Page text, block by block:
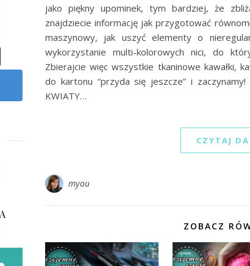
jako piękny upominek, tym bardziej, że
znajdziecie informację jak przygotować
maszynowy, jak uszyć elementy o
wykorzystanie multi-kolorowych nici, do
Zbierajcie więc wszystkie tkaninowe kawałki,
do kartonu “przyda się jeszcze” i
KWIATY…
CZYTAJ
myou
ZOBACZ